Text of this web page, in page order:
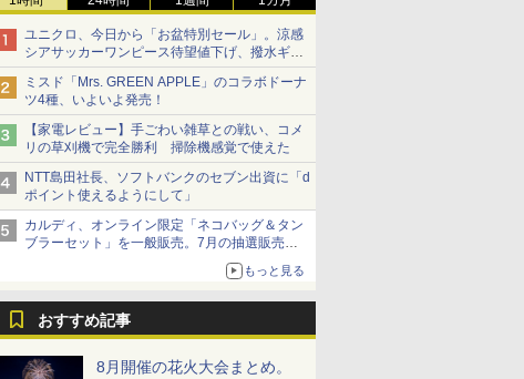
ユニクロ、今日から「お盆特別セール」。涼感
シアサッカーワンピース待望値下げ、撥水ギア
ショーツは1990円に
ミスド「Mrs. GREEN APPLE」のコラボドーナ
ツ4種、いよいよ発売！
【家電レビュー】手ごわい雑草との戦い、コメ
リの草刈機で完全勝利 掃除機感覚で使えた
NTT島田社長、ソフトバンクのセブン出資に「d
ポイント使えるようにして」
カルディ、オンライン限定「ネコバッグ＆タン
ブラーセット」を一般販売。7月の抽選販売の
もっと見る
おすすめ記事
8月開催の花火大会まとめ。